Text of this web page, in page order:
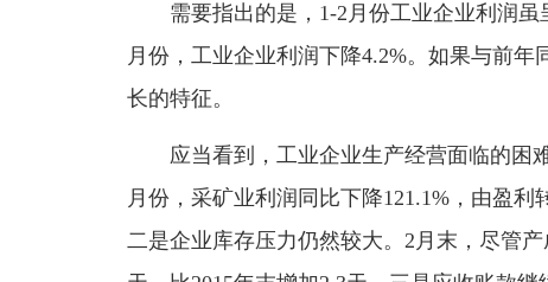
需要指出的是，1-2月份工业企业利润虽
月份，工业企业利润下降4.2%。如果与前
长的特征。
应当看到，工业企业生产经营面临的困
月份，采矿业利润同比下降121.1%，由盈利
二是企业库存压力仍然较大。2月末，尽管